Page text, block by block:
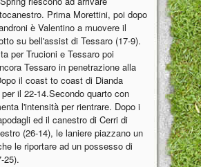
Prima Morettini, poi dopo
è Valentino a muovere il
su bell'assist di Tessaro (17-9).
per Trucioni e Tessaro poi
Tessaro in penetrazione alla
il coast to coast di Dianda
il 22-14.Secondo quarto con
l'intensità per rientrare. Dopo i
ed il canestro di Cerri di
(26-14), le laniere piazzano un
le riportare ad un possesso di
25).